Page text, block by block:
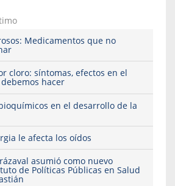
Medicamentos que no
cloro: síntomas, efectos en el
hacer
en el desarrollo de la
le afecta los oídos
asumió como nuevo
de Políticas Públicas en Salud